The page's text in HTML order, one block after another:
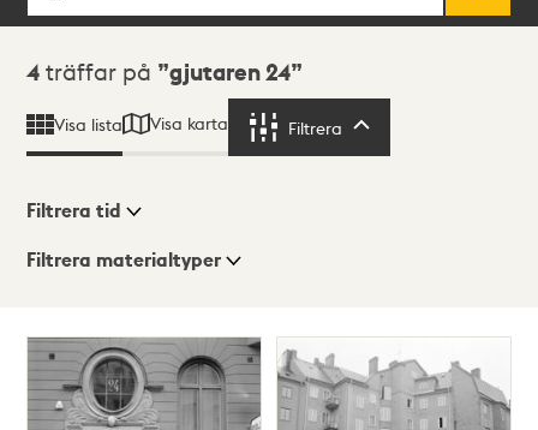
Sökresultat
4 träffar på gjutaren 24
Visa lista Visa karta Filtrera
Visningsläge
ListaKarta
Filtrera tid
Filtrera materialtyper
träffar